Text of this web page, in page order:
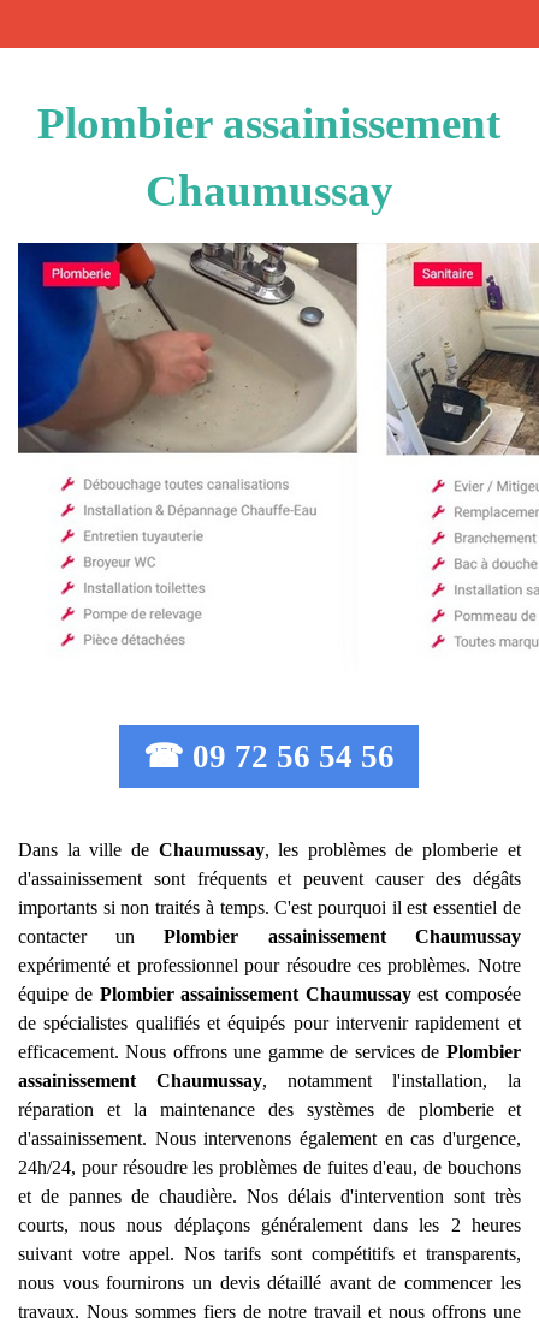
Plombier assainissement
Chaumussay
☎ 09 72 56 54 56
Dans la ville de Chaumussay, les problèmes de plomberie et
d'assainissement sont fréquents et peuvent causer des dégâts
importants si non traités à temps. C'est pourquoi il est essentiel de
contacter unPlombier assainissement
Chaumussay
expérimenté et professionnel pour résoudre ces problèmes. Notre
équipe de Plombier assainissement Chaumussayest composée
de spécialistes qualifiés et équipés pour intervenir rapidement et
efficacement. Nous offrons une gamme de services de Plombier
assainissement
Chaumussay, notamment l'installation, la
réparation et la maintenance des systèmes de plomberie et
d'assainissement. Nous intervenons également en cas d'urgence,
24h/24, pour résoudre les problèmes de fuites d'eau, de bouchons
et de pannes de chaudière. Nos délais d'intervention sont très
courts, nous nous déplaçons généralement dans les 2 heures
suivant votre appel. Nos tarifs sont compétitifs et transparents,
nous vous fournirons un devis détaillé avant de commencer les
travaux. Nous sommes fiers de notre travail et nous offrons une